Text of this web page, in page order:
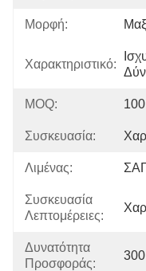
Μορφή:
Χαρακτηριστικό:
MOQ: 100
Συσκευασία:
Λιμένας:
Συσκευασία
Λεπτομέρειες:
Δυνατότητα
Προσφοράς: